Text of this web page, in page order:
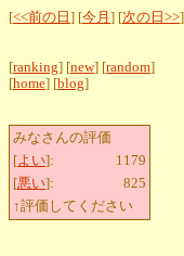
[<<前の日 ] [今月 ] [次の日>>]
[ranking] [new] [random]
[home] [blog]
みなさんの評価
[よい]:
1179
[悪い]:
825
↑評価してください